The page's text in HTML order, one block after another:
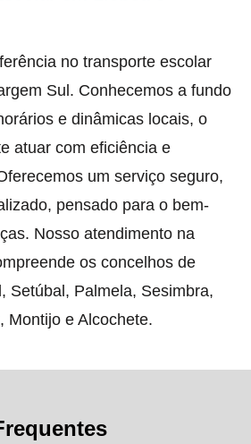
no transporte escolar
Sul. Conhecemos a fundo
e dinâmicas locais, o
atuar com eficiência e
um serviço seguro,
pensado para o bem-
Nosso atendimento na
os concelhos de
Setúbal, Palmela, Sesimbra,
Montijo e Alcochete.